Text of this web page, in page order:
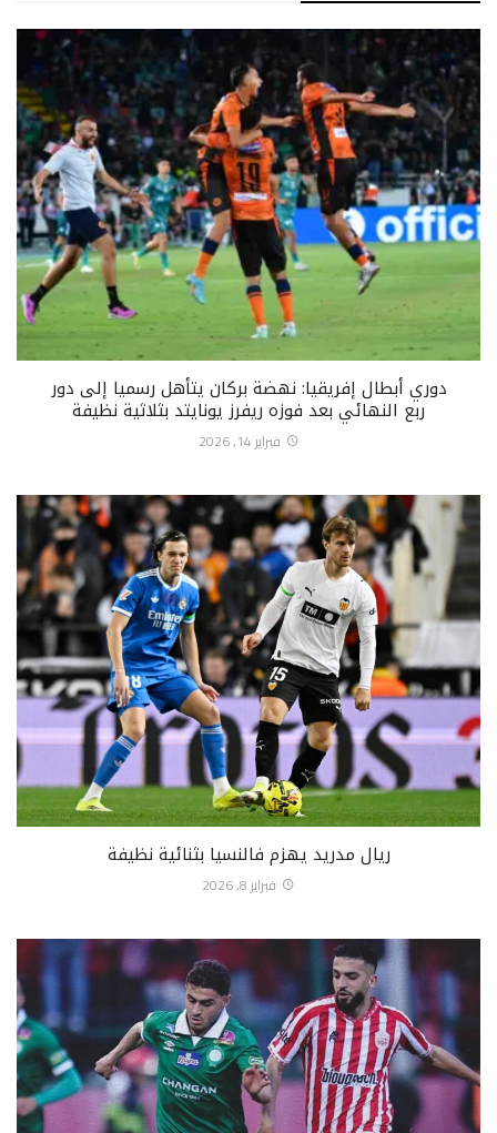
دوري أبطال إفريقيا: نهضة بركان يتأهل رسميا إلى دور
ربع النهائي بعد فوزه ريفرز يونايتد بثلاثية نظيفة
فبراير 14, 2026
ريال مدريد يهزم فالنسيا بثنائية نظيفة
فبراير 8, 2026